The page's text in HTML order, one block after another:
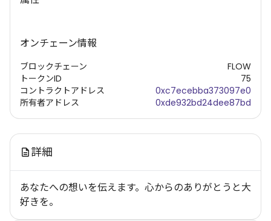
オンチェーン情報
ブロックチェーン
トークンID
コントラクトアドレス
所有者アドレス
FLOW
75
0xc7ecebba373097e0
0xde932bd24dee87bd
詳細
あなたへの想いを伝えます。心からのありがとうと大
好きを。